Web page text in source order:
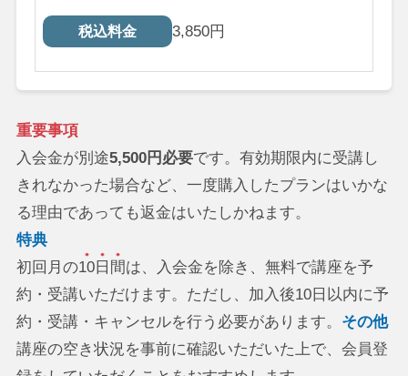
税込料金 3,850円
重要事項
入会金が別途5,500円必要です。有効期限内に受講し
きれなかった場合など、一度購入したプランはいかな
る理由であっても返金はいたしかねます。
特典
初回月の10日間は、入会金を除き、無料で講座を予
約・受講いただけます。ただし、加入後10日以内に予
約・受講・キャンセルを行う必要があります。 その他
講座の空き状況を事前に確認いただいた上で、会員登